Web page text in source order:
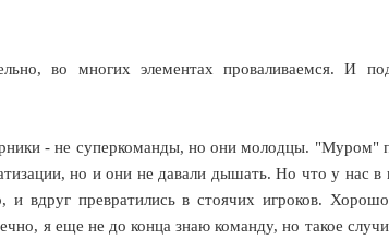
во многих элементах проваливаемся. И
- не суперкоманды, но они молодцы. "Муром"
но и они не давали дышать. Но что у нас в
и вдруг превратились в стоячих игроков.
я еще не до конца знаю команду, но такое